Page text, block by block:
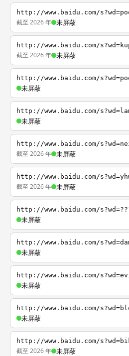
http://www.baidu.com/
截至 2026 年 未屏蔽
http://www.baidu.com/
截至 2026 年 未屏蔽
http://www.baidu.com/
未屏蔽
http://www.baidu.com/
未屏蔽
http://www.baidu.com/
截至 2026 年 未屏蔽
http://www.baidu.com/
截至 2026 年 未屏蔽
http://www.baidu.com/
未屏蔽
http://www.baidu.com/
未屏蔽
http://www.baidu.com/
未屏蔽
http://www.baidu.com/
未屏蔽
http://www.baidu.com/
截至 2026 年 未屏蔽